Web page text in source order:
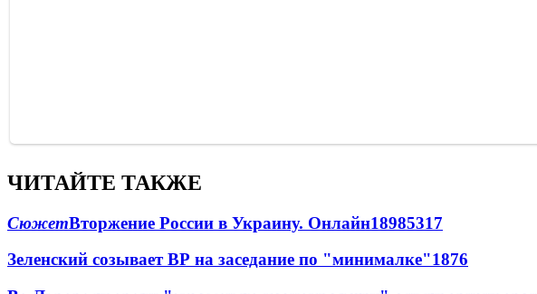
ЧИТАЙТЕ ТАКЖЕ
СюжетВторжение России в Украину. Онлайн18985317
Зеленский созывает ВР на заседание по "минималке"1876